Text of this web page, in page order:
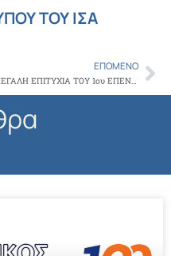
ΤΟΥ ΙΣΑ
ΕΠΌΜΕΝΟ
ΜΕΓΑΛΗ ΕΠΙΤΥΧΙΑ ΤΟΥ 1ου ΕΠΕΝΔΥΤΙΚΟΥ ΕΤΟΥΣ ΤΟΥ ΤΕΑ ΙΣΑ:ΑΠΟΔΟΣΗ 9,01%